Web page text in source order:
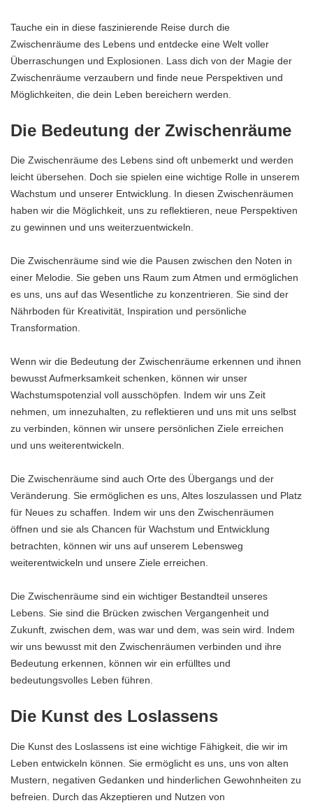
Tauche ein in diese faszinierende Reise durch die
Zwischenräume des Lebens und entdecke eine Welt voller
Überraschungen und Explosionen. Lass dich von der Magie der
Zwischenräume verzaubern und finde neue Perspektiven und
Möglichkeiten, die dein Leben bereichern werden.
Die Bedeutung der Zwischenräume
Die Zwischenräume des Lebens sind oft unbemerkt und werden
leicht übersehen. Doch sie spielen eine wichtige Rolle in unserem
Wachstum und unserer Entwicklung. In diesen Zwischenräumen
haben wir die Möglichkeit, uns zu reflektieren, neue Perspektiven
zu gewinnen und uns weiterzuentwickeln.
Die Zwischenräume sind wie die Pausen zwischen den Noten in
einer Melodie. Sie geben uns Raum zum Atmen und ermöglichen
es uns, uns auf das Wesentliche zu konzentrieren. Sie sind der
Nährboden für Kreativität, Inspiration und persönliche
Transformation.
Wenn wir die Bedeutung der Zwischenräume erkennen und ihnen
bewusst Aufmerksamkeit schenken, können wir unser
Wachstumspotenzial voll ausschöpfen. Indem wir uns Zeit
nehmen, um innezuhalten, zu reflektieren und uns mit uns selbst
zu verbinden, können wir unsere persönlichen Ziele erreichen
und uns weiterentwickeln.
Die Zwischenräume sind auch Orte des Übergangs und der
Veränderung. Sie ermöglichen es uns, Altes loszulassen und Platz
für Neues zu schaffen. Indem wir uns den Zwischenräumen
öffnen und sie als Chancen für Wachstum und Entwicklung
betrachten, können wir uns auf unserem Lebensweg
weiterentwickeln und unsere Ziele erreichen.
Die Zwischenräume sind ein wichtiger Bestandteil unseres
Lebens. Sie sind die Brücken zwischen Vergangenheit und
Zukunft, zwischen dem, was war und dem, was sein wird. Indem
wir uns bewusst mit den Zwischenräumen verbinden und ihre
Bedeutung erkennen, können wir ein erfülltes und
bedeutungsvolles Leben führen.
Die Kunst des Loslassens
Die Kunst des Loslassens ist eine wichtige Fähigkeit, die wir im
Leben entwickeln können. Sie ermöglicht es uns, uns von alten
Mustern, negativen Gedanken und hinderlichen Gewohnheiten zu
befreien. Durch das Akzeptieren und Nutzen von